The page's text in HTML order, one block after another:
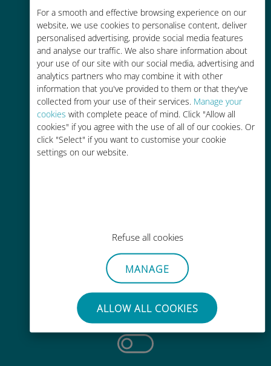
For a smooth and effective browsing experience on our
website, we use cookies to personalise content, deliver
personalised advertising, provide social media features
and analyse our traffic. We also share information about
your use of our site with our social media, advertising and
analytics partners who may combine it with other
information that you've provided to them or that they've
collected from your use of their services. Manage your
cookies with complete peace of mind. Click "Allow all
cookies" if you agree with the use of all of our cookies. Or
click "Select" if you want to customise your cookie
settings on our website.
Refuse all cookies
MANAGE
ALLOW ALL COOKIES
お客様が普段お使いのキャリアでロ
ーミングサービスを使った場合に比
べて最大で90％の節約が可能です。
かんたん追加購入
Wi-Fiやデータ残量がなくても、
手間いらず
使用中のSIMカードを抜き差しする
必要はありません